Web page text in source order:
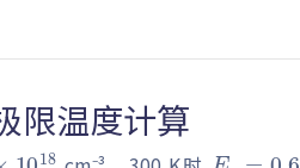
限温度计算
1018